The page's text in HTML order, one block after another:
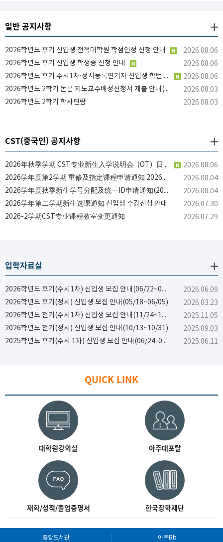
일반 공지사항
2026학년도 후기 신입생 전적대학원 학점인정 신청 안내
2026.08.06
2026학년도 후기 신입생 학생증 신청 안내
2026.08.06
2026학년도 후기 수시1차·정시등록연기자 신입생 학번 부여 및 통합 ID 신청 안내
2026.08.06
2026학년도 2학기 논문 지도교수배정신청서 제출 안내(연구1 / 연구A)
2026.08.03
2026학년도 2학기 학사편람
2026.08.03
CST(중국인) 공지사항
2026年秋季学期 CST专业新生入学说明会（OT）日程通知 2026 후기 CST 전공 신입생 OT 일정 안내
2026.08.06
2026学年度第2学期 重修及指定课程申请通知 2026학년도 2학기 재수강 및 지정과목 신청 안내
2026.08.04
2026学年度秋季新生学号分配及统一ID申请通知(2026학년도 후기 신입생 학번 부여 및 통합 ID 신청 안내)
2026.08.04
2026学年第二学期新生选课通知 신입생 수강신청 안내
2026.07.30
2026-2学期CST专业课程教室变更通知
2026.07.29
입학자료실
2026학년도 후기(수시1차) 신입생 모집 안내(06/22~07/03)
2026.06.09
2026학년도 후기(정시) 신입생 모집 안내(05/18~06/05)
2026.03.23
2026학년도 전기(수시1차) 신입생 모집 안내(11/24~12/05)
2025.11.05
2026학년도 전기(정시) 신입생 모집 안내(10/13~10/31)
2025.09.03
2025학년도 후기(수시 1차) 신입생 모집 안내(06/24-07/07)
2025.06.11
QUICK LINK
대학원강의실 아주대포탈
재학/성적/졸업증명서 한국장학재단
중앙도서관 아주Bb